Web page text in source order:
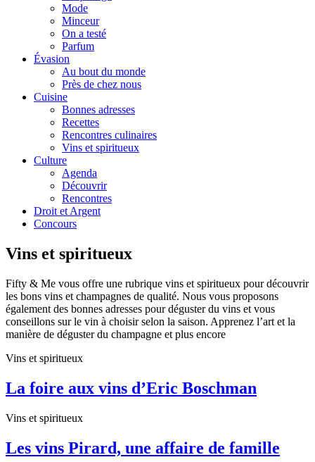
Mode
Minceur
On a testé
Parfum
Évasion
Au bout du monde
Près de chez nous
Cuisine
Bonnes adresses
Recettes
Rencontres culinaires
Vins et spiritueux
Culture
Agenda
Découvrir
Rencontres
Droit et Argent
Concours
Vins et spiritueux
Fifty & Me vous offre une rubrique vins et spiritueux pour découvrir
les bons vins et champagnes de qualité. Nous vous proposons
également des bonnes adresses pour déguster du vins et vous
conseillons sur le vin à choisir selon la saison. Apprenez l’art et la
manière de déguster du champagne et plus encore
Vins et spiritueux
La foire aux vins d’Eric Boschman
Vins et spiritueux
Les vins Pirard, une affaire de famille